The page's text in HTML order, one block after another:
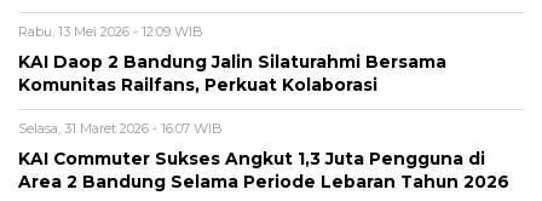
Rabu, 13 Mei 2026 - 12:09 WIB
KAI Daop 2 Bandung Jalin Silaturahmi Bersama
Komunitas Railfans, Perkuat Kolaborasi
Selasa, 31 Maret 2026 - 16:07 WIB
KAI Commuter Sukses Angkut 1,3 Juta Pengguna di
Area 2 Bandung Selama Periode Lebaran Tahun 2026